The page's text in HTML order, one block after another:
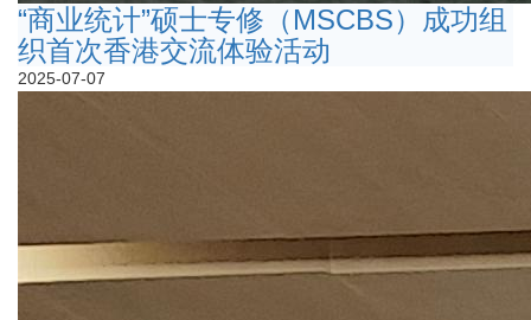
“商业统计”硕士专修（MSCBS）成功组
织首次香港交流体验活动
2025-07-07